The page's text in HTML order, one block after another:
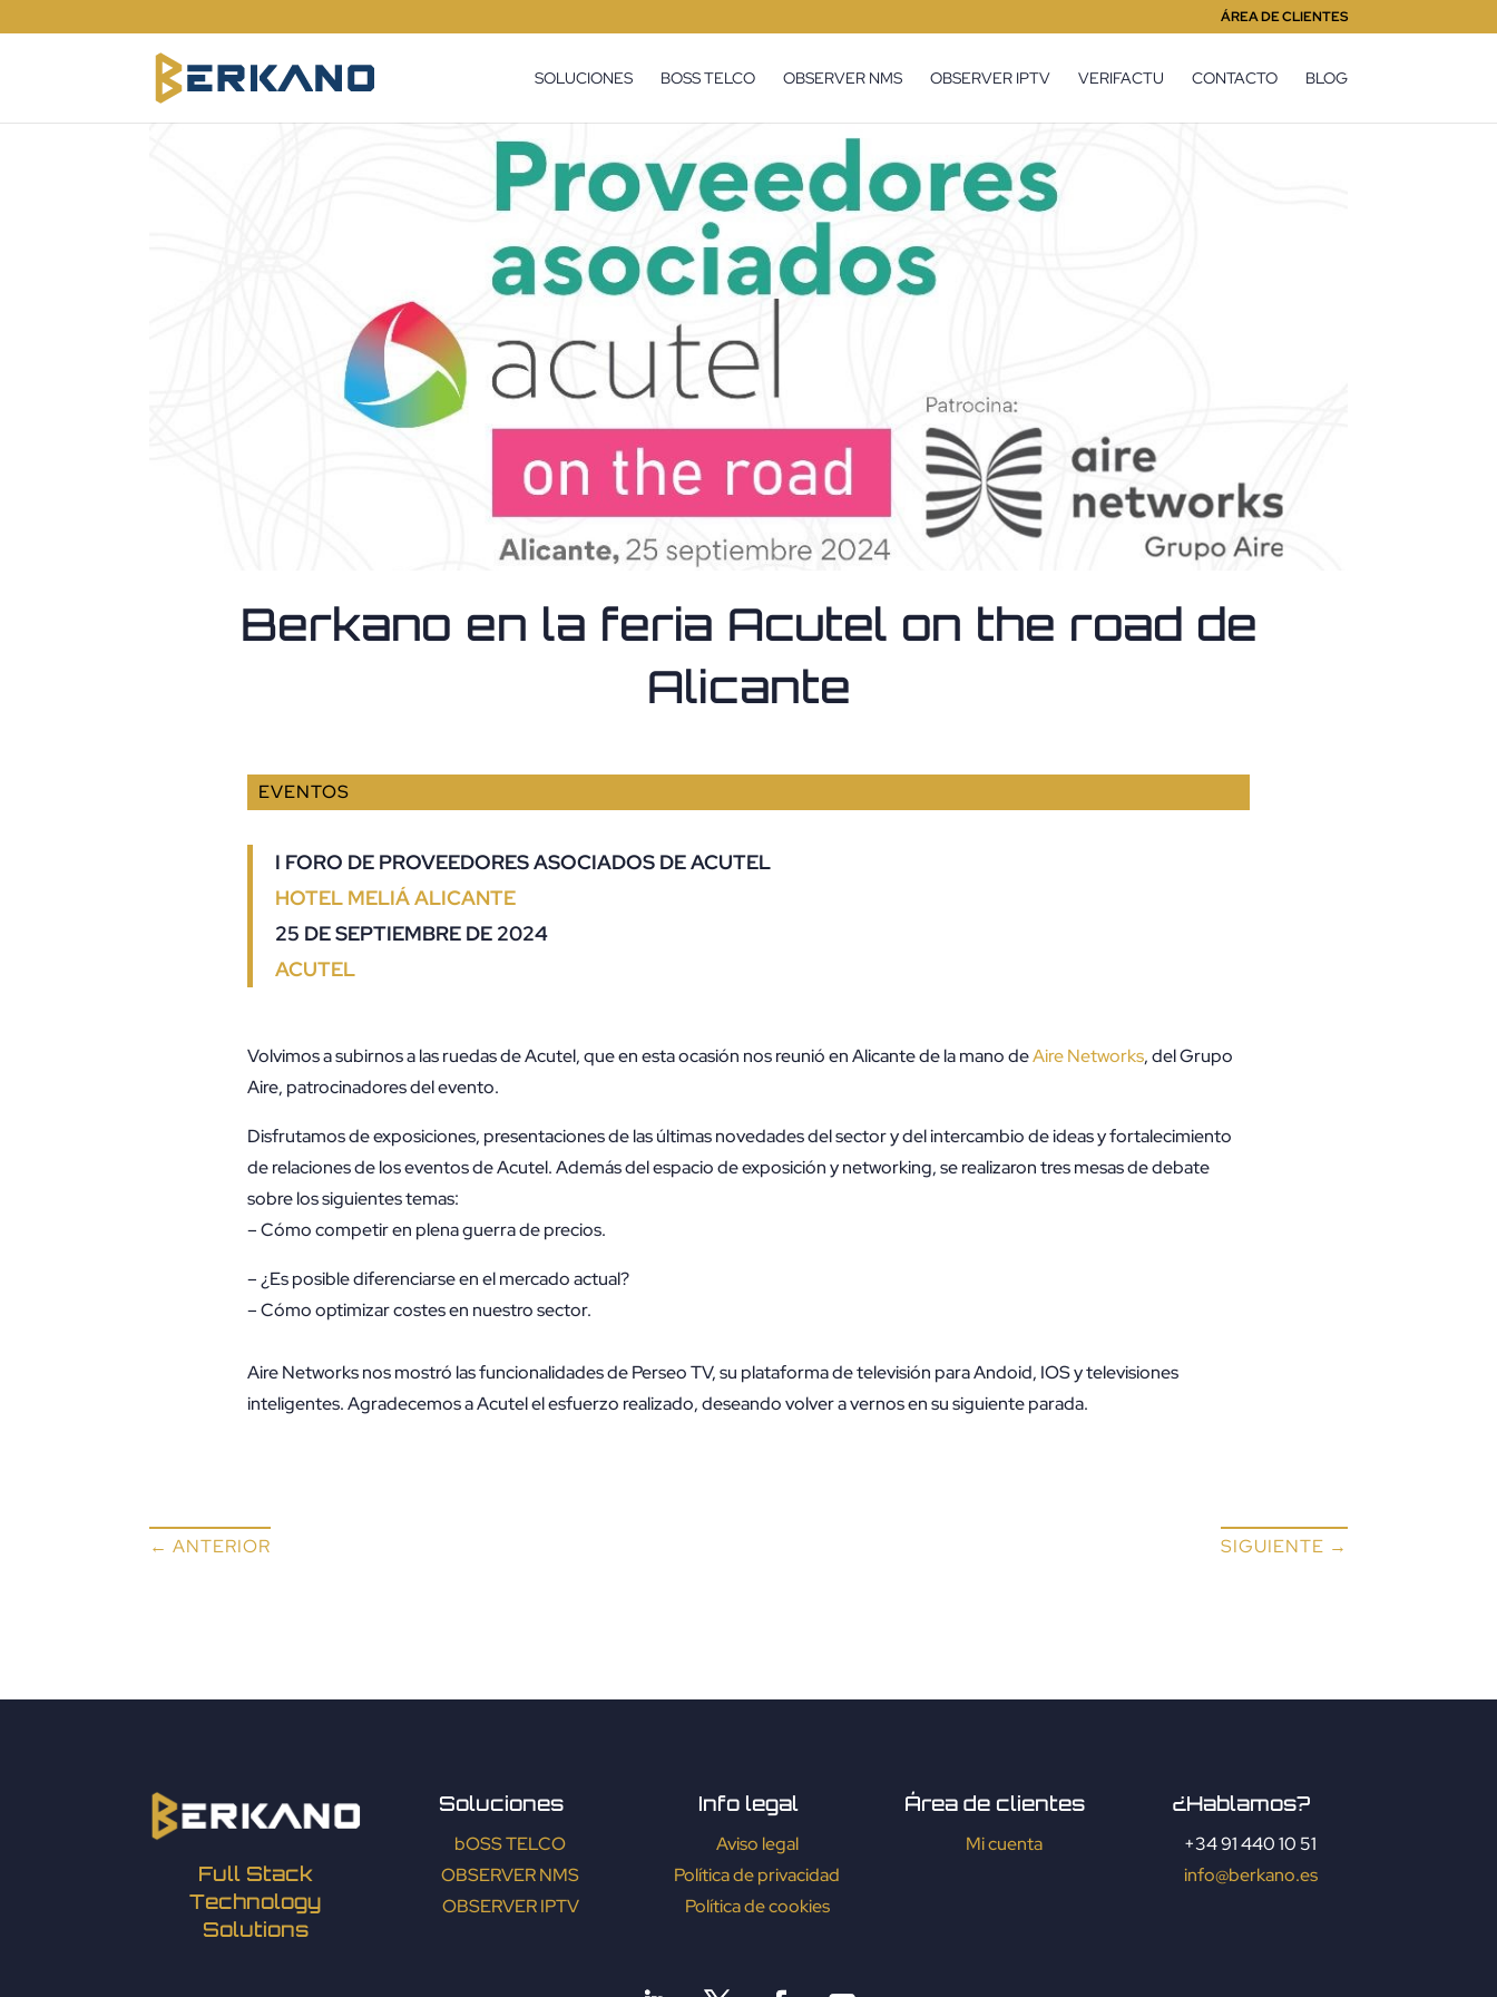
ÁREA DE CLIENTES
SOLUCIONES BOSS TELCO OBSERVER NMS OBSERVER IPTV VERIFACTU CONTACTO BLOG
Berkano en la feria Acutel on the road de
Alicante
EVENTOS
I FORO DE PROVEEDORES ASOCIADOS DE ACUTEL
HOTEL MELIÁ ALICANTE
25 DE SEPTIEMBRE DE 2024
ACUTEL
Volvimos a subirnos a las ruedas de Acutel, que en esta ocasión nos reunió en Alicante de la mano deAire Networks, del Grupo
Aire, patrocinadores del evento.
Disfrutamos de exposiciones, presentaciones de las últimas novedades del sector y del intercambio de ideas y fortalecimiento
de relaciones de los eventos de Acutel. Además del espacio de exposición y networking, se realizaron tres mesas de debate
sobre los siguientes temas:
– Cómo competir en plena guerra de precios.
– ¿Es posible diferenciarse en el mercado actual?
– Cómo optimizar costes en nuestro sector.
Aire Networks nos mostró las funcionalidades de Perseo TV, su plataforma de televisión para Andoid, IOS y televisiones
inteligentes. Agradecemos a Acutel el esfuerzo realizado, deseando volver a vernos en su siguiente parada.
←ANTERIOR SIGUIENTE →
Full Stack
Technology
Solutions
Soluciones
bOSS TELCO
OBSERVER NMS
OBSERVER IPTV
Info legal
Aviso legal
Política de privacidad
Política de cookies
Área de clientes
Mi cuenta
¿Hablamos?
+34 91 440 10 51
info@berkano.es